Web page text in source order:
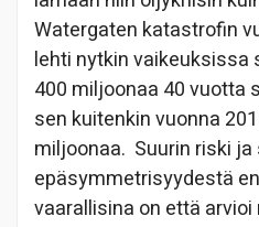
Watergaten katastrofin
lehti nytkin vaikeuksissa
400 miljoonaa 40 vuotta
sen kuitenkin vuonna
miljoonaa. Suurin riski ja
epäsymmetrisyydestä
vaarallisina on että